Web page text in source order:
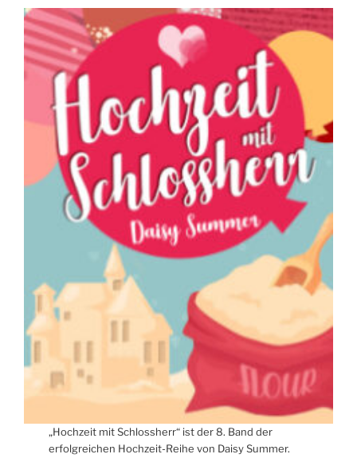
„Hochzeit mit Schlossherr“ ist der 8. Band der
erfolgreichen Hochzeit-Reihe von Daisy Summer.